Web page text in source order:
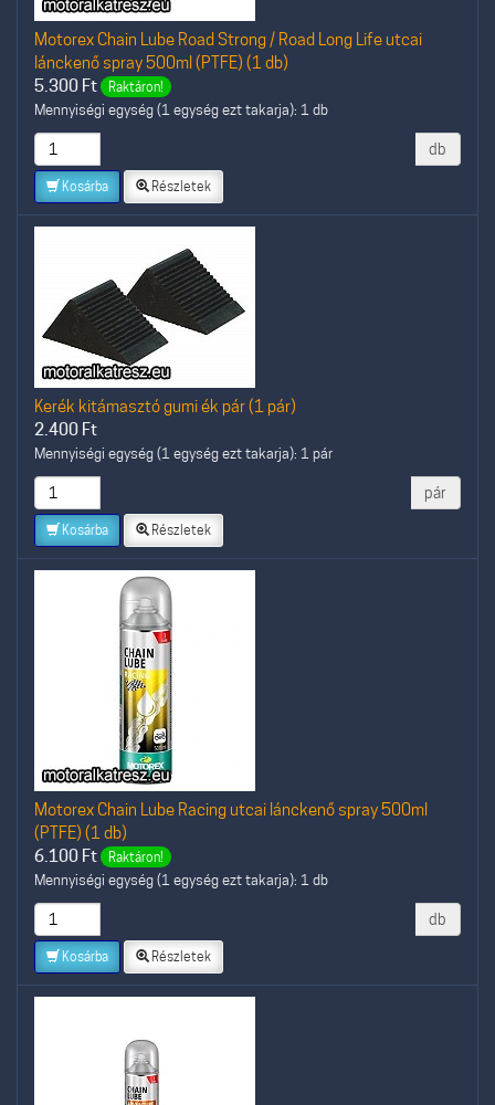
Motorex Chain Lube Road Strong / Road Long Life utcai
lánckenő spray 500ml (PTFE) (1 db)
5.300 Ft Raktáron!
Mennyiségi egység (1 egység ezt takarja): 1 db
db
Kosárba Részletek
Kerék kitámasztó gumi ék pár (1 pár)
2.400 Ft
Mennyiségi egység (1 egység ezt takarja): 1 pár
pár
Kosárba Részletek
Motorex Chain Lube Racing utcai lánckenő spray 500ml
(PTFE) (1 db)
6.100 Ft Raktáron!
Mennyiségi egység (1 egység ezt takarja): 1 db
db
Kosárba Részletek